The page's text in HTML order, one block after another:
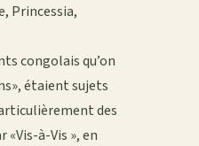
Princessia,
congolais qu’on
étaient sujets
des
«Vis-à-Vis », en